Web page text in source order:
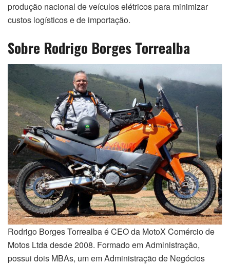
produção nacional de veículos elétricos para minimizar
custos logísticos e de importação.
Sobre Rodrigo Borges Torrealba
Rodrigo Borges Torrealba é CEO da MotoX Comércio de
Motos Ltda desde 2008. Formado em Administração,
possui dois MBAs, um em Administração de Negócios